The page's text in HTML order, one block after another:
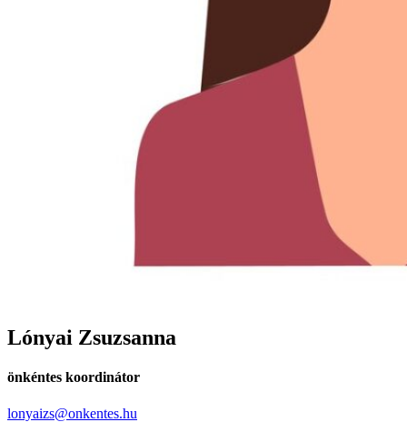
Lónyai Zsuzsanna
önkéntes koordinátor
lonyaizs@onkentes.hu